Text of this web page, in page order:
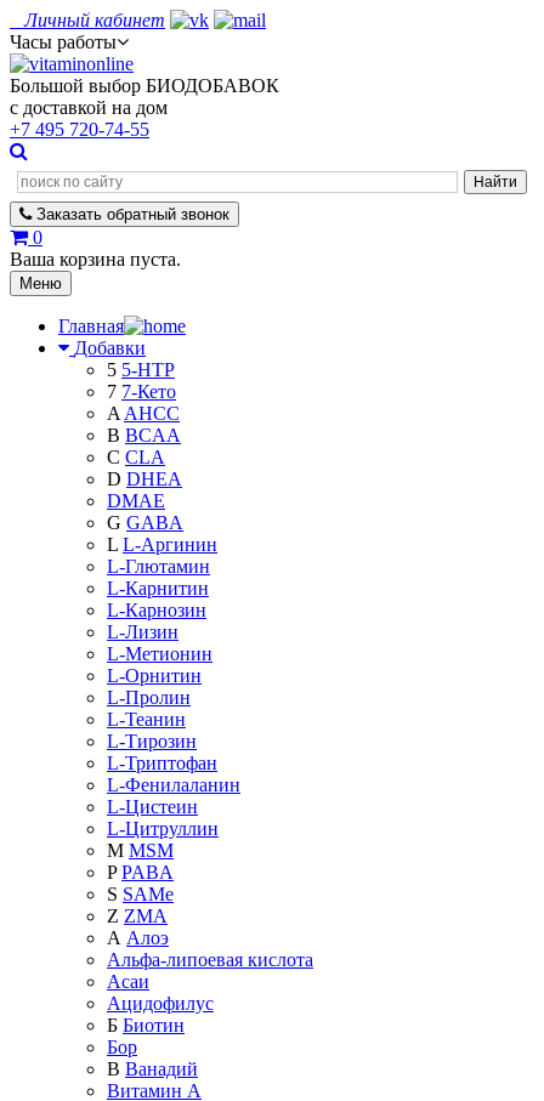
Личный кабинет
Часы работы
Большой выбор БИОДОБАВОК
с доставкой на дом
+7 495 720-74-55
Заказать обратный звонок
0
Ваша корзина пуста.
Меню
Главная
Добавки
5 5-HTP
7 7-Кето
A AHCC
B BCAA
C CLA
D DHEA
DMAE
G GABA
L L-Аргинин
L-Глютамин
L-Карнитин
L-Карнозин
L-Лизин
L-Метионин
L-Орнитин
L-Пролин
L-Теанин
L-Тирозин
L-Триптофан
L-Фенилаланин
L-Цистеин
L-Цитруллин
M MSM
P PABA
S SAMe
Z ZMA
А Алоэ
Альфа-липоевая кислота
Асаи
Ацидофилус
Б Биотин
Бор
В Ванадий
Витамин A